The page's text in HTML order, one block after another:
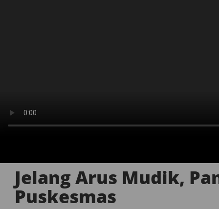
Jelang Arus Mudik,
Puskesmas